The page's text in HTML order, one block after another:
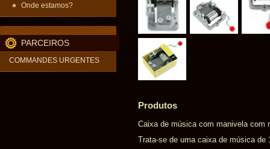
Onde estamos?
PARCEIROS
COMMANDES URGENTES
Produtos
Caixa de música com manivela
Trata-se de uma caixa de música de